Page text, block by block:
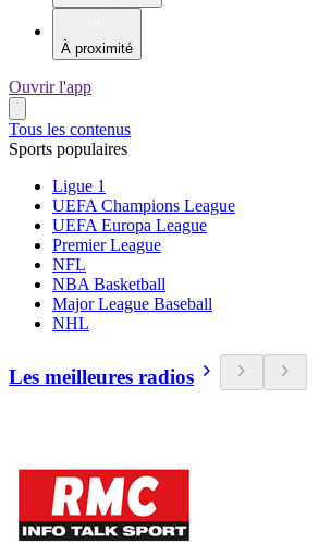
À proximité
Ouvrir l'app
Tous les contenus
Sports populaires
Ligue 1
UEFA Champions League
UEFA Europa League
Premier League
NFL
NBA Basketball
Major League Baseball
NHL
Les meilleures radios